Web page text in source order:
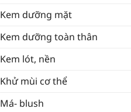
Kem dưỡng mặt
Kem dưỡng toàn thân
Kem lót, nền
Khử mùi cơ thể
Má- blush